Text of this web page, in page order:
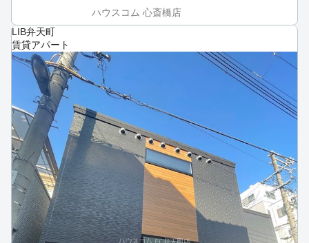
ハウスコム 心斎橋店
LIB弁天町
賃貸アパート